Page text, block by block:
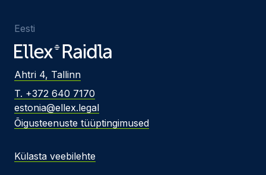
Eesti
Ahtri 4, Tallinn
T. +372 640 7170
estonia@ellex.legal
Õigusteenuste tüüptingimused
Külasta veebilehte